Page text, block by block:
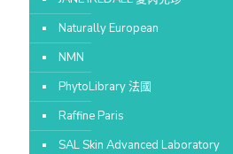
Naturally European
NMN
PhytoLibrary 法國
Raffine Paris
SAL Skin Advanced Laboratory